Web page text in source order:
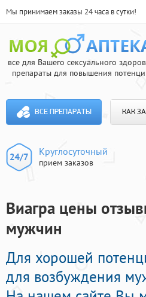
Мы принимаем заказы 24 часа в сутки!
все для Вашего сексуального
препараты для повышения
ВСЕ ПРЕПАРАТЫ КАК
Круглосуточный
прием заказов
Виагра цены
мужчин
Для хорошей
для возбуждения